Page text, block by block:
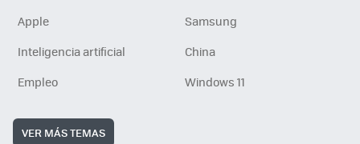
Apple
Samsung
Inteligencia artificial
China
Empleo
Windows 11
VER MÁS TEMAS